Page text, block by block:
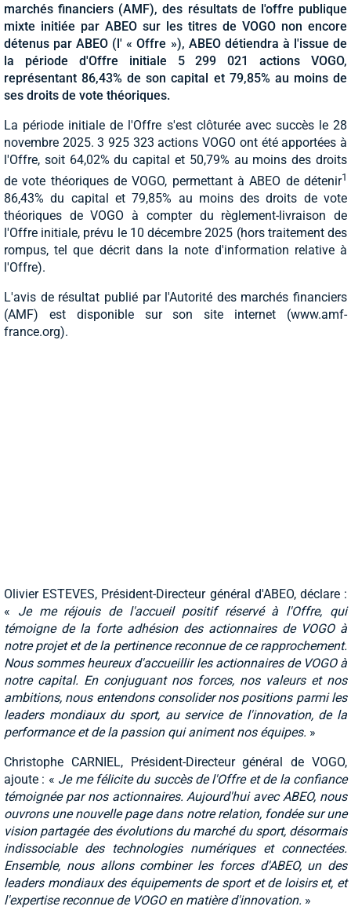
marchés financiers (AMF), des résultats de l'offre publique
mixte initiée par ABEO sur les titres de VOGO non encore
détenus par ABEO (l' « Offre »), ABEO détiendra à l'issue de
la période d'Offre initiale 5 299 021 actions VOGO,
représentant 86,43% de son capital et 79,85% au moins de
ses droits de vote théoriques.
La période initiale de l'Offre s'est clôturée avec succès le 28
novembre 2025. 3 925 323 actions VOGO ont été apportées à
l'Offre, soit 64,02% du capital et 50,79% au moins des droits
de vote théoriques de VOGO, permettant à ABEO de détenir1
86,43% du capital et 79,85% au moins des droits de vote
théoriques de VOGO à compter du règlement-livraison de
l'Offre initiale, prévu le 10 décembre 2025 (hors traitement des
rompus, tel que décrit dans la note d'information relative à
l'Offre).
L'avis de résultat publié par l'Autorité des marchés financiers
(AMF) est disponible sur son site internet (www.amf-
france.org).
Olivier ESTEVES, Président-Directeur général d'ABEO, déclare :
« Je me réjouis de l'accueil positif réservé à l'Offre, qui
témoigne de la forte adhésion des actionnaires de VOGO à
notre projet et de la pertinence reconnue de ce rapprochement.
Nous sommes heureux d'accueillir les actionnaires de VOGO à
notre capital. En conjuguant nos forces, nos valeurs et nos
ambitions, nous entendons consolider nos positions parmi les
leaders mondiaux du sport, au service de l'innovation, de la
performance et de la passion qui animent nos équipes. »
Christophe CARNIEL, Président-Directeur général de VOGO,
ajoute : « Je me félicite du succès de l'Offre et de la confiance
témoignée par nos actionnaires. Aujourd'hui avec ABEO, nous
ouvrons une nouvelle page dans notre relation, fondée sur une
vision partagée des évolutions du marché du sport, désormais
indissociable des technologies numériques et connectées.
Ensemble, nous allons combiner les forces d'ABEO, un des
leaders mondiaux des équipements de sport et de loisirs et, et
l'expertise reconnue de VOGO en matière d'innovation. »